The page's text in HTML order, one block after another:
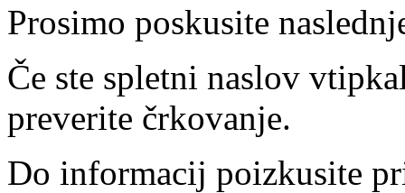
Prosimo poskusite
Če ste spletni naslov
preverite črkovanje.
Do informacij poizkusite